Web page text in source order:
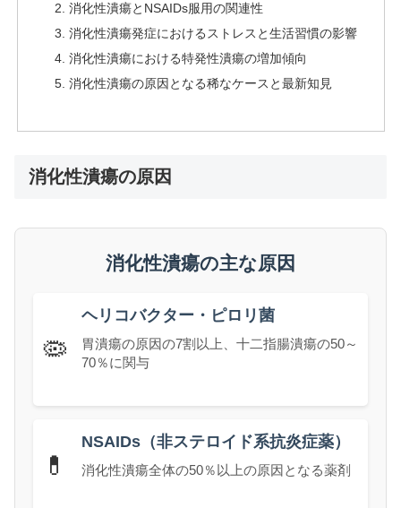
消化性潰瘍とNSAIDs服用の関連性
消化性潰瘍発症におけるストレスと生活習慣の影響
消化性潰瘍における特発性潰瘍の増加傾向
消化性潰瘍の原因となる稀なケースと最新知見
消化性潰瘍の原因
消化性潰瘍の主な原因
🦠
ヘリコバクター・ピロリ菌
胃潰瘍の原因の7割以上、十二指腸潰瘍の50～
70％に関与
💊
NSAIDs（非ステロイド系抗炎症薬）
消化性潰瘍全体の50％以上の原因となる薬剤